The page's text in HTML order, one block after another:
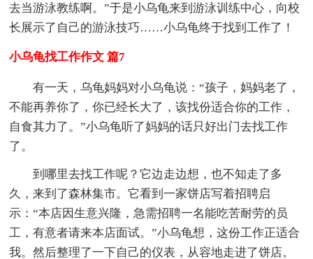
去当游泳教练啊。”于是小乌龟来到游泳训练中心，向校
长展示了自己的游泳技巧……小乌龟终于找到工作了！
小乌龟找工作作文 篇7
有一天，乌龟妈妈对小乌龟说：“孩子，妈妈老了，
不能再养你了，你已经长大了，该找份适合你的工作，
自食其力了。”小乌龟听了妈妈的话只好出门去找工作
了。
到哪里去找工作呢？它边走边想，也不知走了多
久，来到了森林集市。它看到一家饼店写着招聘启
示：“本店因生意兴隆，急需招聘一名能吃苦耐劳的员
工，有意者请来本店面试。”小乌龟想，这份工作正适合
我。然后整理了一下自己的仪表，从容地走进了饼店。